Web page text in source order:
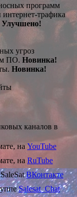
программ
трафика
Улучшено!
угроз
ПО. Новинка!
Новинка!
каналов в
наYouTube
на RuTube
ВКонтакте
Salesat_Chat